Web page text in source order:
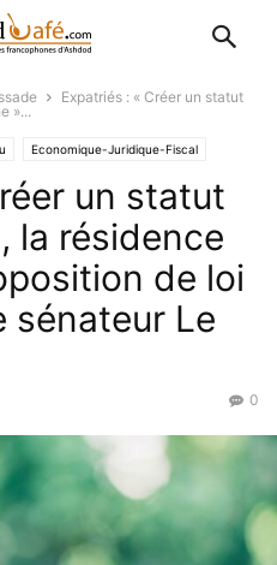
Expatriés : « Créer un statut
»...
Economique-Juridique-Fiscal
en France
un statut
la résidence
de loi
sénateur Le
0